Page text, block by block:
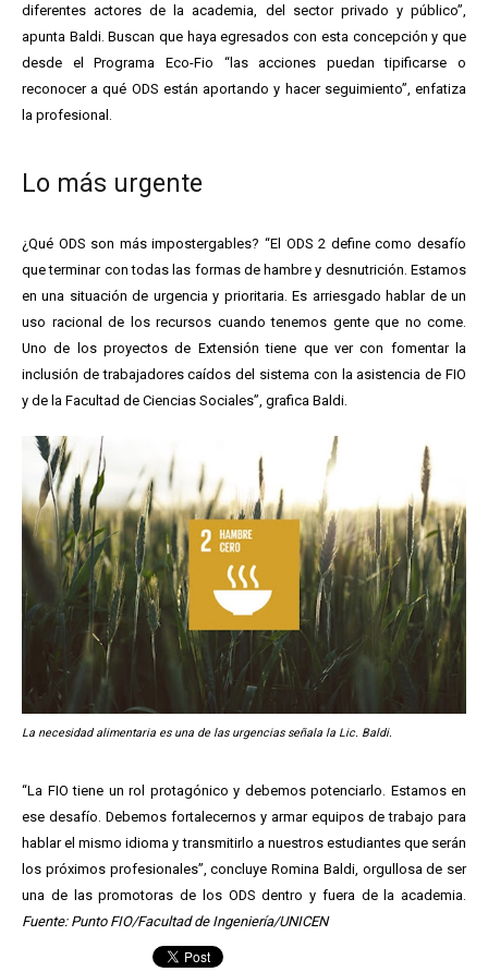
diferentes actores de la academia, del sector privado y público”,
apunta Baldi. Buscan que haya egresados con esta concepción y que
desde el Programa Eco-Fio “las acciones puedan tipificarse o
reconocer a qué ODS están aportando y hacer seguimiento”, enfatiza
la profesional.
Lo más urgente
¿Qué ODS son más impostergables? “El ODS 2 define como desafío
que terminar con todas las formas de hambre y desnutrición. Estamos
en una situación de urgencia y prioritaria. Es arriesgado hablar de un
uso racional de los recursos cuando tenemos gente que no come.
Uno de los proyectos de Extensión tiene que ver con fomentar la
inclusión de trabajadores caídos del sistema con la asistencia de FIO
y de la Facultad de Ciencias Sociales”, grafica Baldi.
La necesidad alimentaria es una de las urgencias señala la Lic. Baldi.
“La FIO tiene un rol protagónico y debemos potenciarlo. Estamos en
ese desafío. Debemos fortalecernos y armar equipos de trabajo para
hablar el mismo idioma y transmitirlo a nuestros estudiantes que serán
los próximos profesionales”, concluye Romina Baldi, orgullosa de ser
una de las promotoras de los ODS dentro y fuera de la academia.
Fuente: Punto FIO/Facultad de Ingeniería/UNICEN